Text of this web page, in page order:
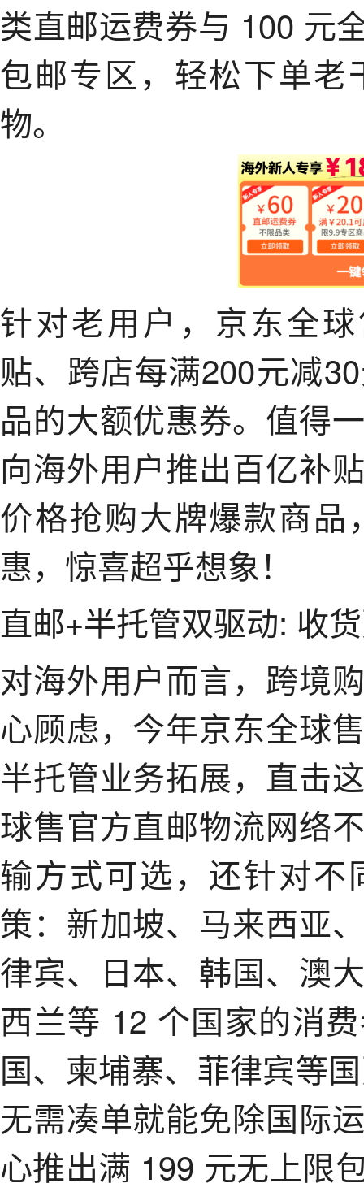
类直邮运费券与 100 元
包邮专区，轻松下单
物。
针对老用户，京东全
贴、跨店每满200元减
品的大额优惠券。值得
向海外用户推出百亿补
价格抢购大牌爆款商
惠，惊喜超乎想象！
直邮+半托管双驱动: 收
对海外用户而言，跨境
心顾虑，今年京东全球
半托管业务拓展，直击
球售官方直邮物流网络
输方式可选，还针对
策：新加坡、马来西亚
律宾、日本、韩国、澳
西兰等 12 个国家的消
国、柬埔寨、菲律宾等
无需凑单就能免除国际
心推出满 199 元无上限